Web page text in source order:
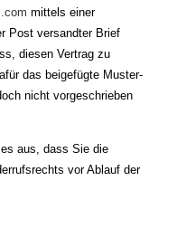
mittels einer
Post versandter Brief
diesen Vertrag zu
das beigefügte Muster-
nicht vorgeschrieben
aus, dass Sie die
vor Ablauf der